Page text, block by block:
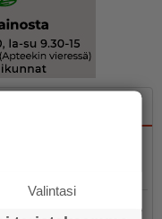
liikenteelle
liiken­ne­on­
Valintasi